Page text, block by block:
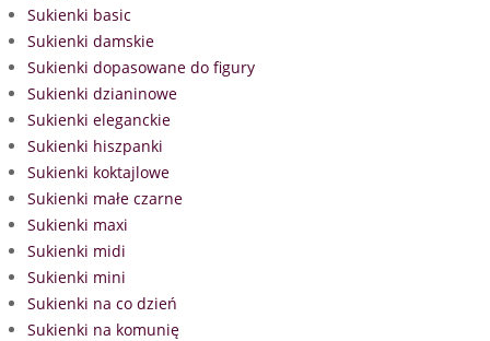
Sukienki basic
Sukienki damskie
Sukienki dopasowane do figury
Sukienki dzianinowe
Sukienki eleganckie
Sukienki hiszpanki
Sukienki koktajlowe
Sukienki małe czarne
Sukienki maxi
Sukienki midi
Sukienki mini
Sukienki na co dzień
Sukienki na komunię